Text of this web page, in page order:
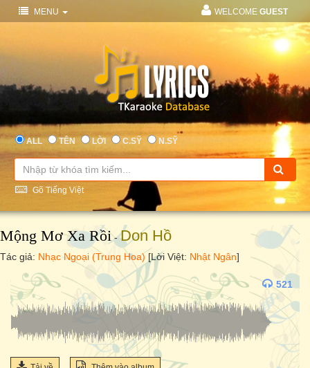
MENU WELCOME GUEST
ALL TÊN LỜI C.SỸ N.SỸ
Gõ Tiếng Việt
Mộng Mơ Xa Rồi-Don Hồ
Tác giả: Nhạc Ngoại (Trung Hoa) [Lời Việt: Nhật Ngân]
521